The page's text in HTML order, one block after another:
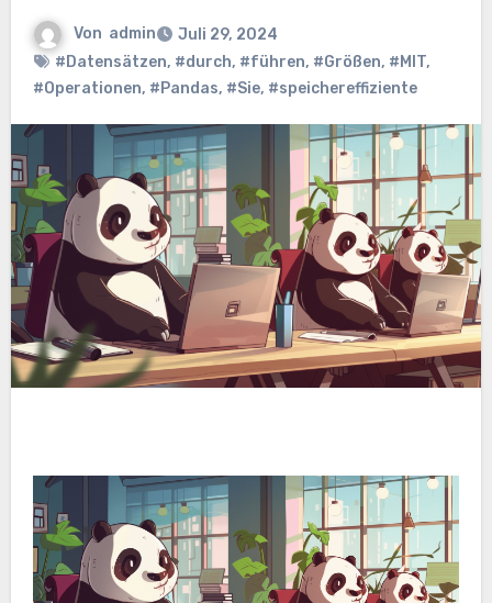
Von admin
Juli 29, 2024
#Datensätzen, #durch, #führen, #Größen, #MIT,
#Operationen, #Pandas, #Sie, #speichereffiziente